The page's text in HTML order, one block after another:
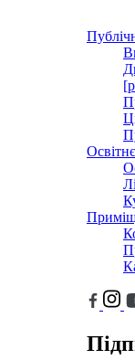
Освітнє